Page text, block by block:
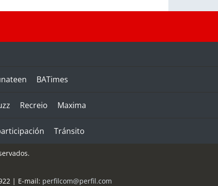
BATimes
Recreio Maxima
Tránsito
| E-mail: perfilcom@perfil.com